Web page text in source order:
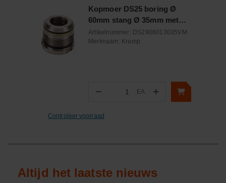
Kopmoer DS25 boring Ø
60mm stang Ø 35mm met
Afdichting
Artikelnummer: DS2906013035VM
Merknaam: Kramp
− Aantal
EA +
Controleer voorraad
Altijd het laatste nieuws